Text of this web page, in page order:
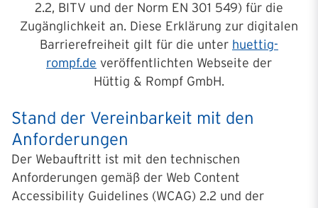
2.2, BITV und der Norm EN 301 549) für die
Zugänglichkeit an. Diese Erklärung zur digitalen
Barrierefreiheit gilt für die unter huettig-
rompf.de veröffentlichten Webseite der
Hüttig & Rompf GmbH.
Stand der Vereinbarkeit mit den
Anforderungen
Der Webauftritt ist mit den technischen
Anforderungen gemäß der Web Content
Accessibility Guidelines (WCAG) 2.2 und der